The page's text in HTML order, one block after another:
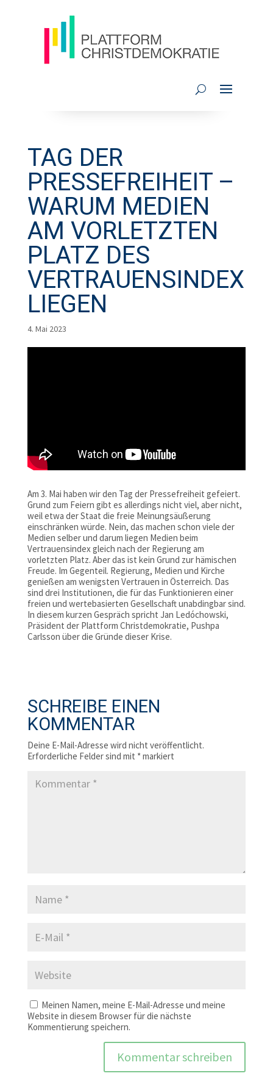
TAG DER
PRESSEFREIHEIT –
WARUM MEDIEN
AM VORLETZTEN
PLATZ DES
VERTRAUENSINDEX
LIEGEN
4. Mai 2023
Am 3. Mai haben wir den Tag der Pressefreiheit gefeiert.
Grund zum Feiern gibt es allerdings nicht viel, aber nicht,
weil etwa der Staat die freie Meinungsäußerung
einschränken würde. Nein, das machen schon viele der
Medien selber und darum liegen Medien beim
Vertrauensindex gleich nach der Regierung am
vorletzten Platz. Aber das ist kein Grund zur hämischen
Freude. Im Gegenteil. Regierung, Medien und Kirche
genießen am wenigsten Vertrauen in Österreich. Das
sind drei Institutionen, die für das Funktionieren einer
freien und wertebasierten Gesellschaft unabdingbar sind.
In diesem kurzen Gespräch spricht Jan Ledóchowski,
Präsident der Plattform Christdemokratie, Pushpa
Carlsson über die Gründe dieser Krise.
SCHREIBE EINEN
KOMMENTAR
Deine E-Mail-Adresse wird nicht veröffentlicht.
Erforderliche Felder sind mit *markiert
Meinen Namen, meine E-Mail-Adresse und meine
Website in diesem Browser für die nächste
Kommentierung speichern.